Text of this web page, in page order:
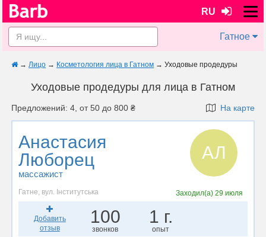
RU
Гатное
→ Лицо → Косметология лица в Гатном → Уходовые продедуры
Уходовые продедуры для лица в Гатном
Предложений: 4, от 50 до 800 ₴ На карте
Анастасия
Люборец
массажист
АЛ
Гатне, вул. Інститутська Заходил(а)29 июля
Добавить
отзыв
100
звонков
1 г.
опыт